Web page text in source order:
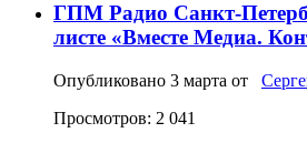
ГПМ Радио Санкт-
листе «Вместе Медиа.
Опубликовано 3 марта от
Просмотров: 2 041